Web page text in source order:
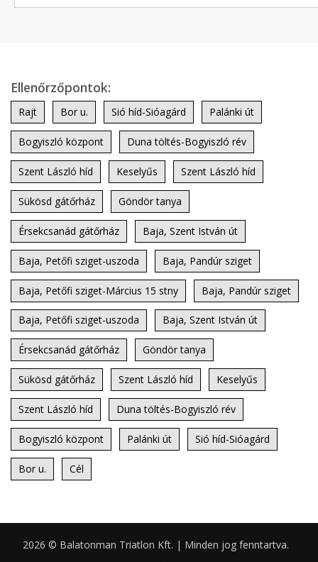
Ellenőrzőpontok:
Rajt Bor u. Sió híd-Sióagárd Palánki út
Bogyiszló központ Duna töltés-Bogyiszló rév
Szent László híd Keselyűs Szent László híd
Sükösd gátőrház Göndör tanya
Érsekcsanád gátőrház Baja, Szent István út
Baja, Petőfi sziget-uszoda Baja, Pandúr sziget
Baja, Petőfi sziget-Március 15 stny Baja, Pandúr sziget
Baja, Petőfi sziget-uszoda Baja, Szent István út
Érsekcsanád gátőrház Göndör tanya
Sükösd gátőrház Szent László híd Keselyűs
Szent László híd Duna töltés-Bogyiszló rév
Bogyiszló központ Palánki út Sió híd-Sióagárd
Bor u. Cél
2026 © Balatonman Triatlon Kft. | Minden jog fenntartva.